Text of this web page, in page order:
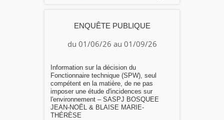
ENQUÊTE PUBLIQUE
du 01/06/26 au 01/09/26
Information sur la décision du
Fonctionnaire technique (SPW), seul
compétent en la matière, de ne pas
imposer une étude d'incidences sur
l'environnement – SASPJ BOSQUEE
JEAN-NOËL & BLAISE MARIE-
THÉRÈSE